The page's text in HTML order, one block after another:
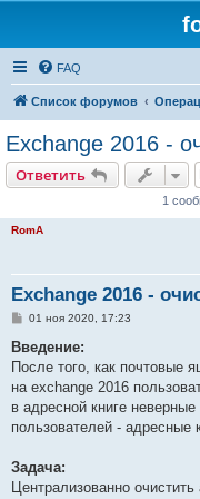
FAQ
Список форумов
Exchange 2016 -
Ответить
1
RomA
Exchange 2016 -
С
о
щ
е
и
е
01 ноя 2020, 17:23
Введение:
После того, как почтовые
на exchange 2016
в адресной книге
пользователей - адресные
Задача:
Централизованно